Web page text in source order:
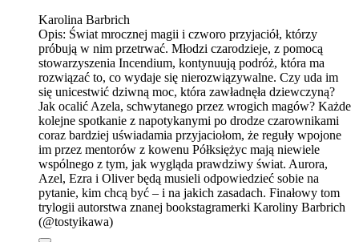
Karolina Barbrich
Opis: Świat mrocznej magii i czworo przyjaciół, którzy
próbują w nim przetrwać. Młodzi czarodzieje, z pomocą
stowarzyszenia Incendium, kontynuują podróż, która ma
rozwiązać to, co wydaje się nierozwiązywalne. Czy uda im
się unicestwić dziwną moc, która zawładnęła dziewczyną?
Jak ocalić Azela, schwytanego przez wrogich magów? Każde
kolejne spotkanie z napotykanymi po drodze czarownikami
coraz bardziej uświadamia przyjaciołom, że reguły wpojone
im przez mentorów z kowenu Półksiężyc mają niewiele
wspólnego z tym, jak wygląda prawdziwy świat. Aurora,
Azel, Ezra i Oliver będą musieli odpowiedzieć sobie na
pytanie, kim chcą być – i na jakich zasadach. Finałowy tom
trylogii autorstwa znanej bookstagramerki Karoliny Barbrich
(@tostyikawa)